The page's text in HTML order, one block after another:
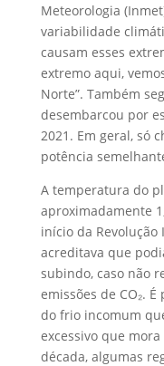
Meteorologia
variabilidade
causam esses
extremo aqui,
Norte”. Também
desembarcou por
2021. Em geral, só
potência
A temperatura do
aproximadamente
início da
acreditava que
subindo, caso não
emissões de CO₂.
do frio incomum
excessivo que
década, algumas